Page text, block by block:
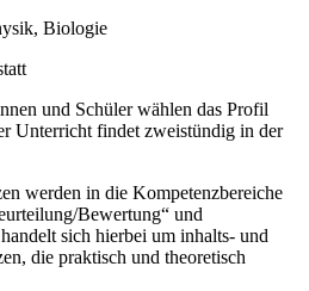
Biologie
und Schüler wählen das Profil
Unterricht findet zweistündig in der
werden in die Kompetenzbereiche
Bewertung“ und
sich hierbei um inhalts- und
die praktisch und theoretisch